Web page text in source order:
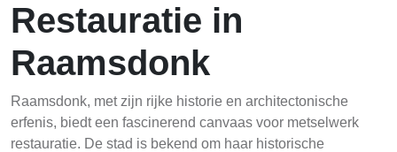
Restauratie in
Raamsdonk
Raamsdonk, met zijn rijke historie en architectonische
erfenis, biedt een fascinerend canvaas voor metselwerk
restauratie. De stad is bekend om haar historische